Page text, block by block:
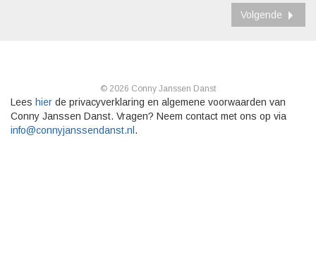
Volgende
© 2026 Conny Janssen Danst
Lees hier de privacyverklaring en algemene voorwaarden van
Conny Janssen Danst. Vragen? Neem contact met ons op via
info@connyjanssendanst.nl .